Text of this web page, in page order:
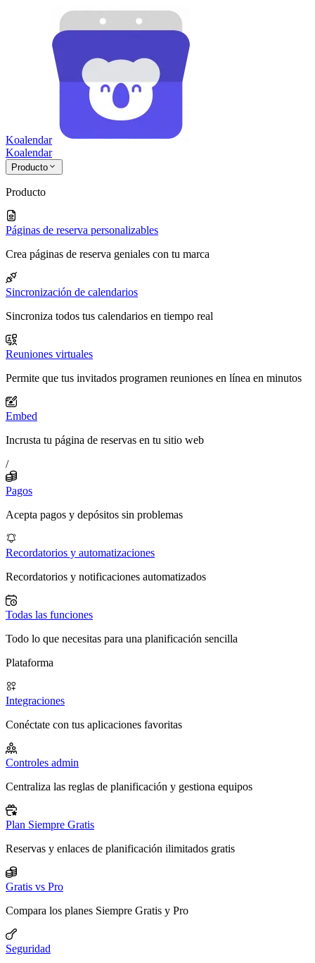
Koalendar
Koalendar
Producto
Producto
Páginas de reserva personalizables
Crea páginas de reserva geniales con tu marca
Sincronización de calendarios
Sincroniza todos tus calendarios en tiempo real
Reuniones virtuales
Permite que tus invitados programen reuniones en línea en minutos
Embed
Incrusta tu página de reservas en tu sitio web
/
Pagos
Acepta pagos y depósitos sin problemas
Recordatorios y automatizaciones
Recordatorios y notificaciones automatizados
Todas las funciones
Todo lo que necesitas para una planificación sencilla
Plataforma
Integraciones
Conéctate con tus aplicaciones favoritas
Controles admin
Centraliza las reglas de planificación y gestiona equipos
Plan Siempre Gratis
Reservas y enlaces de planificación ilimitados gratis
Gratis vs Pro
Compara los planes Siempre Gratis y Pro
Seguridad